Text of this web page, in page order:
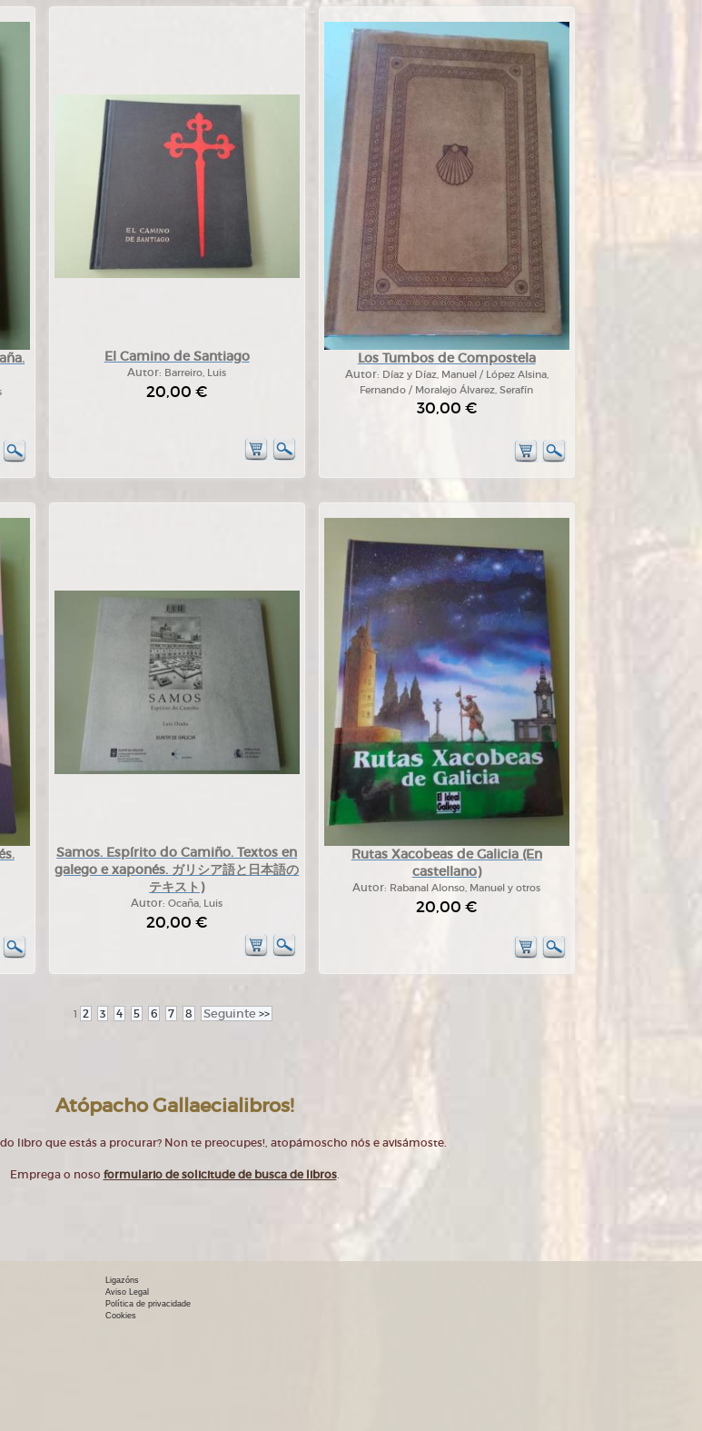
El Camino de Santiago
Autor: Barreiro, Luis
20,00 €
Los Tumbos de Compostela
Autor: Díaz y Díaz, Manuel / López Alsina,
Fernando / Moralejo Álvarez, Serafín
30,00 €
Samos. Espírito do Camiño. Textos en
galego e xaponés. ガリシア語と日本語の
テキスト)
Autor:Ocaña, Luis
20,00 €
Rutas Xacobeas de Galicia (En
castellano)
Autor: Rabanal Alonso, Manuel y otros
20,00 €
1 2 3 4 5 6 7 8 Seguinte >>
Atópacho Gallaecialibros!
libro que estás a procurar? Non te preocupes!, atopámoscho nós e avisámoste.
Emprega o noso formulario de solicitude de busca de libros.
Ligazóns
Aviso Legal
Política de privacidade
Cookies